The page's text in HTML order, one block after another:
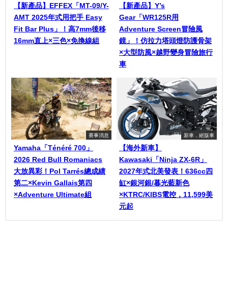
【新產品】EFFEX「MT-09/Y-
AMT 2025年式用把手 Easy
Fit Bar Plus」！高7mm後移
16mm直上×三色×免換線組
【新產品】Y’s
Gear「WR125R用
Adventure Screen冒險風
鏡」！仿拉力塔頭燈防護骨架
×大型防風×越野變身冒險旅行
車
賽事消息
Yamaha「Ténéré 700」
2026 Red Bull Romaniacs
大放異彩！Pol Tarrés總成績
第二×Kevin Gallais第四
×Adventure Ultimate組
新車．絕版車
【海外新車】
Kawasaki「Ninja ZX-6R」
2027年式北美發表！636cc四
缸×銀河銀/暮光藍新色
×KTRC/KIBS電控，11,599美
元起